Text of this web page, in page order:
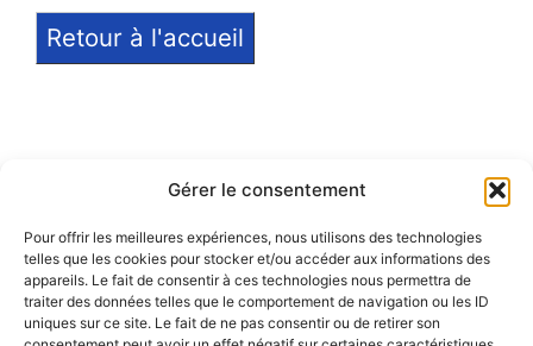
Gérer le consentement
Pour offrir les meilleures expériences, nous utilisons des technologies
telles que les cookies pour stocker et/ou accéder aux informations des
appareils. Le fait de consentir à ces technologies nous permettra de
traiter des données telles que le comportement de navigation ou les ID
uniques sur ce site. Le fait de ne pas consentir ou de retirer son
Retour à l'accueil
Notice légale
Politique de confidentialité